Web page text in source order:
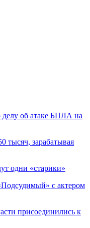
делу об атаке БПЛА на
тысяч, зарабатывая
одни «старики»
с актером
присоединились к